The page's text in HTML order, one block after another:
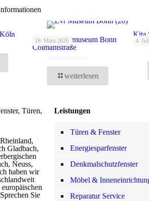
19. März 2026
LVR Landesmuseum Bonn
Colmantstraße
weiterlesen
4.
Kita
Gladbach,
Neuss,
haben wir
Sie
Leistungen
Türen & Fenster
Energiesparfenster
Denkmalschutzfenster
Möbel &
Reparatur Service